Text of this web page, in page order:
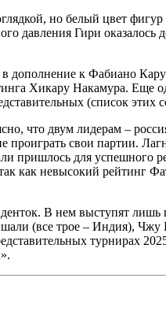
но белый цвет
давления Гири
дополнение к Фабиано
Хикару Накамура. Еще
(список
что двум лидерам –
свои партии.
пришлось для
как невысокий рейтинг
В нем выступят
(все трое – Индия), Чжу
турнирах